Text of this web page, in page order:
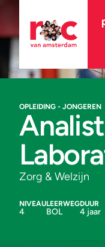
OPLEIDING - JONGEREN
Analist
Zorg & Welzijn
NIVEAU
4
LEERWEG
BOL
DUUR
4 jaar